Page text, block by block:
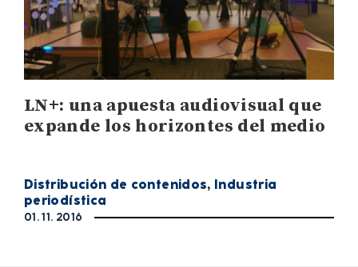
LN+: una apuesta audiovisual que
expande los horizontes del medio
Distribución de contenidos, Industria
periodística
01. 11. 2016